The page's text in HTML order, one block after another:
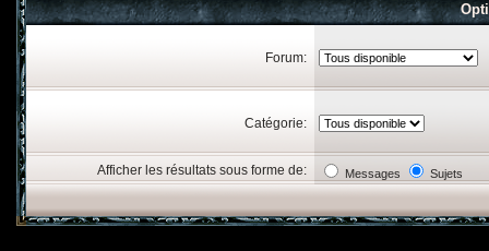
Forum:
Catégorie:
Afficher les résultats sous forme de: Messages Sujets